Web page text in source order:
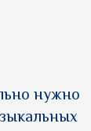
нужно